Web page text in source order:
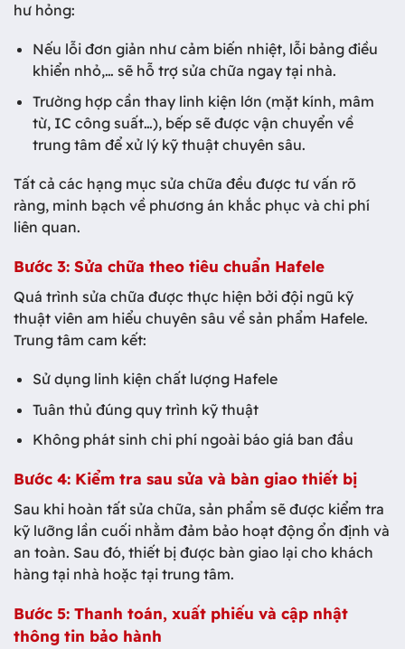
hư hỏng:
Nếu lỗi đơn giản như cảm biến nhiệt, lỗi bảng điều
khiển nhỏ,… sẽ hỗ trợ sửa chữa ngay tại nhà.
Trường hợp cần thay linh kiện lớn (mặt kính, mâm
từ, IC công suất…), bếp sẽ được vận chuyển về
trung tâm để xử lý kỹ thuật chuyên sâu.
Tất cả các hạng mục sửa chữa đều được tư vấn rõ
ràng, minh bạch về phương án khắc phục và chi phí
liên quan.
Bước 3: Sửa chữa theo tiêu chuẩn Hafele
Quá trình sửa chữa được thực hiện bởi đội ngũ kỹ
thuật viên am hiểu chuyên sâu về sản phẩm Hafele.
Trung tâm cam kết:
Sử dụng linh kiện chất lượng Hafele
Tuân thủ đúng quy trình kỹ thuật
Không phát sinh chi phí ngoài báo giá ban đầu
Bước 4: Kiểm tra sau sửa và bàn giao thiết bị
Sau khi hoàn tất sửa chữa, sản phẩm sẽ được kiểm tra
kỹ lưỡng lần cuối nhằm đảm bảo hoạt động ổn định và
an toàn. Sau đó, thiết bị được bàn giao lại cho khách
hàng tại nhà hoặc tại trung tâm.
Bước 5: Thanh toán, xuất phiếu và cập nhật
thông tin bảo hành